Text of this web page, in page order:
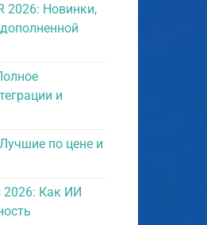
2026: Новинки,
и
по цене и
Как ИИ